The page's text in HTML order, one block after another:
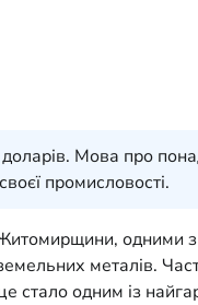
Мова про
промисловості.
одними
металів.
стало одним із